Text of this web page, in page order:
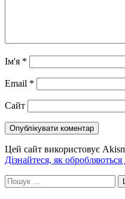
Ім'я *
Email *
Сайт
Цей сайт використовує
Дізнайтеся, як
Пошук: